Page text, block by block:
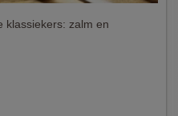
klassiekers: zalm en